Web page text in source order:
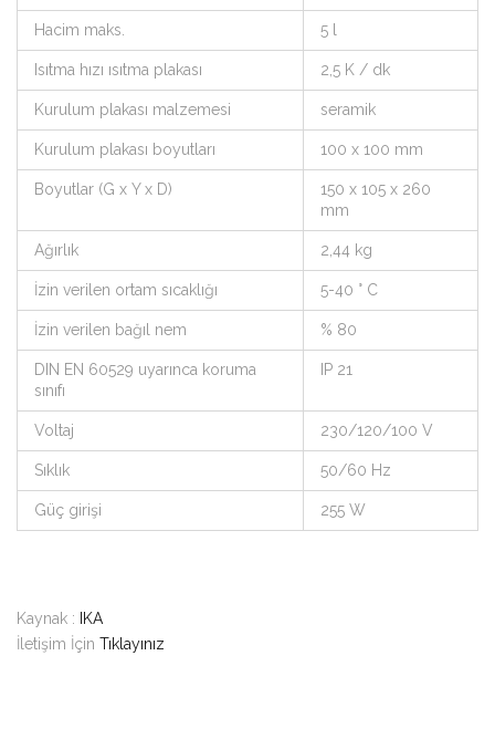
Hacim maks. 5 l
Isıtma hızı ısıtma plakası 2,5 K / dk
Kurulum plakası malzemesi seramik
Kurulum plakası boyutları 100 x 100 mm
Boyutlar (G x Y x D)
150 x 105 x 260
mm
Ağırlık 2,44 kg
İzin verilen ortam sıcaklığı 5-40 ° C
İzin verilen bağıl nem % 80
DIN EN 60529 uyarınca koruma
sınıfı
IP 21
Voltaj 230/120/100 V
Sıklık 50/60 Hz
Güç girişi 255 W
Kaynak : IKA
İletişim İçin Tıklayınız